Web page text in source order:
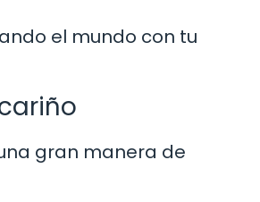
el mundo con tu
gran manera de